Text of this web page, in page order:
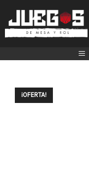
contenido
¡OFERTA!